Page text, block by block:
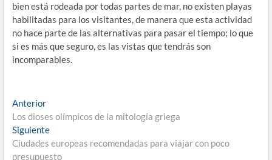
bien está rodeada por todas partes de mar, no existen playas
habilitadas para los visitantes, de manera que esta actividad
no hace parte de las alternativas para pasar el tiempo; lo que
si es más que seguro, es las vistas que tendrás son
incomparables.
Navegación
de
entradas
AnteriorEntrada
anterior:
Los dioses olímpicos de la mitología griega
SiguienteEntrada
siguiente:
Ciudades europeas recomendadas para viajar con poco
presupuesto